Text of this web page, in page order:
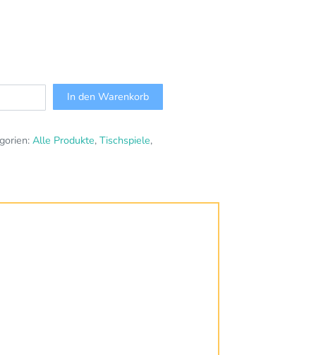
In den Warenkorb
Alle Produkte, Tischspiele,